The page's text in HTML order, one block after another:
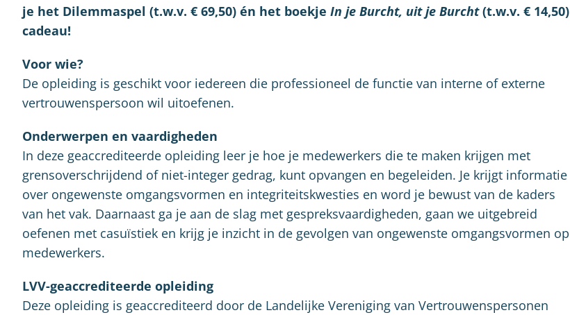
je het Dilemmaspel (t.w.v. € 69,50) én het boekje In je Burcht, uit je Burcht(t.w.v. € 14,50)
cadeau!
Voor wie?
De opleiding is geschikt voor iedereen die professioneel de functie van interne of externe
vertrouwenspersoon wil uitoefenen.
Onderwerpen en vaardigheden
In deze geaccrediteerde opleiding leer je hoe je medewerkers die te maken krijgen met
grensoverschrijdend of niet-integer gedrag, kunt opvangen en begeleiden. Je krijgt informatie
over ongewenste omgangsvormen en integriteitskwesties en word je bewust van de kaders
van het vak. Daarnaast ga je aan de slag met gespreksvaardigheden, gaan we uitgebreid
oefenen met casuïstiek en krijg je inzicht in de gevolgen van ongewenste omgangsvormen op
medewerkers.
LVV-geaccrediteerde opleiding
Deze opleiding is geaccrediteerd door de Landelijke Vereniging van Vertrouwenspersonen